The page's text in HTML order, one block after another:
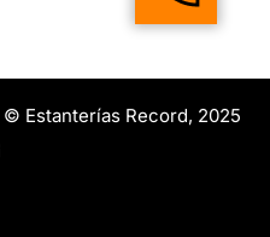
© Estanterías Record, 2025